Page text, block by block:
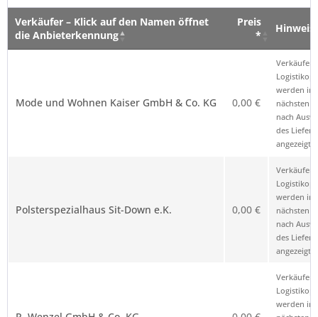
Verkäufer – Klick auf den Namen öffnet
die Anbieterkennung
Preis
*
Hinweis
Mode und Wohnen Kaiser GmbH & Co. KG 0,00 €
Verkäufer
werden im
nächsten
nach
des
angezeigt.
Polsterspezialhaus Sit-Down e.K. 0,00 €
Verkäufer
werden im
nächsten
nach
des
angezeigt.
Verkäufer
werden im